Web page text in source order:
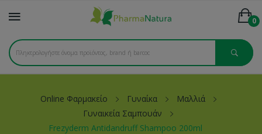
0
Online Φαρμακείο Γυναίκα
Μαλλιά
Γυναικεία Σαμπουάν
Frezyderm Antidandruff Shampoo 200ml